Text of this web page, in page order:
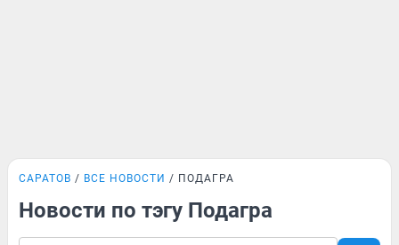
САРАТОВ ВСЕ НОВОСТИ ПОДАГРА
Новости по тэгу Подагра